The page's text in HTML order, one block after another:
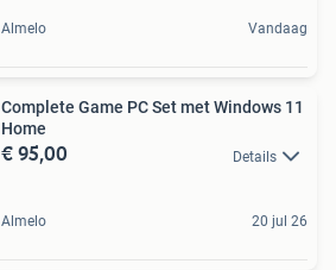
Almelo Vandaag
Complete Game PC Set met Windows 11
Home
€ 95,00 Details
Almelo 20 jul 26